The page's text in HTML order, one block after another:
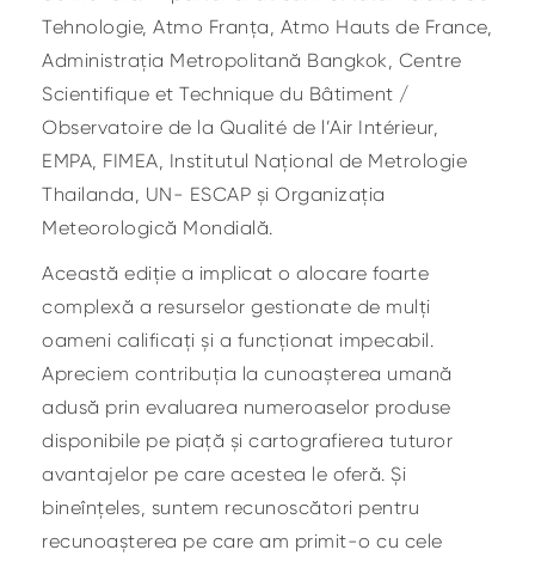
Tehnologie, Atmo Franța, Atmo Hauts de France,
Administrația Metropolitană Bangkok, Centre
Scientifique et Technique du Bâtiment /
Observatoire de la Qualité de l’Air Intérieur,
EMPA, FIMEA, Institutul Național de Metrologie
Thailanda, UN- ESCAP și Organizația
Meteorologică Mondială.
Această ediție a implicat o alocare foarte
complexă a resurselor gestionate de mulți
oameni calificați și a funcționat impecabil.
Apreciem contribuția la cunoașterea umană
adusă prin evaluarea numeroaselor produse
disponibile pe piață și cartografierea tuturor
avantajelor pe care acestea le oferă. Și
bineînțeles, suntem recunoscători pentru
recunoașterea pe care am primit-o cu cele